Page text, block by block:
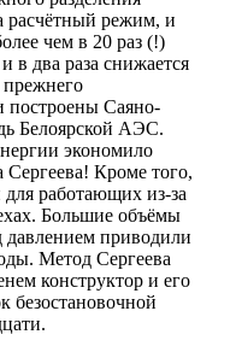
расчётный режим, и
чем в 20 раз (!)
в два раза снижается
прежнего
построены Саяно-
Белоярской АЭС.
экономило
Кроме того,
работающих из-за
Большие объёмы
приводили
Метод Сергеева
конструктор и его
безостановочной